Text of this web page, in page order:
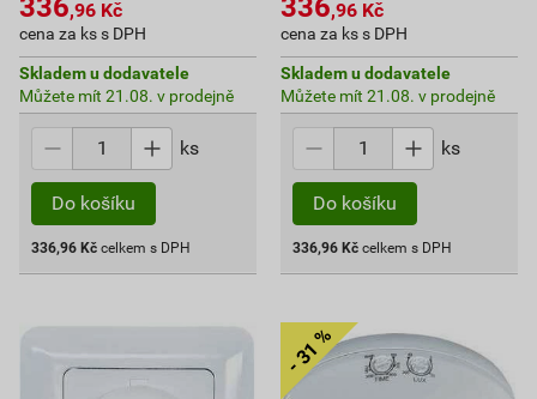
336,96 Kč
cena za ks s DPH
Skladem u dodavatele
Můžete mít 21.08. v prodejně
ks
Do košíku
336,96 Kč celkem s DPH
336,96 Kč
cena za ks s DPH
Skladem u dodavatele
Můžete mít 21.08. v prodejně
ks
Do košíku
336,96 Kč celkem s DPH